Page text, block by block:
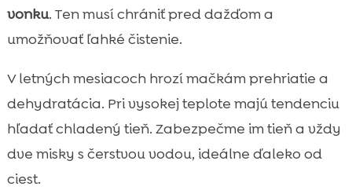
vonku. Ten musí chrániť pred dažďom a
umožňovať ľahké čistenie.
V letných mesiacoch hrozí mačkám prehriatie a
dehydratácia. Pri vysokej teplote majú tendenciu
hľadať chladený tieň. Zabezpečme im tieň a vždy
dve misky s čerstvou vodou, ideálne ďaleko od
ciest.